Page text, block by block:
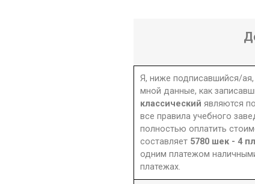
Я, ниже подписавшийся/
мной данные, как
классический являются
все правила учебного
полностью оплатить
составляет
одним платежом
платежах.